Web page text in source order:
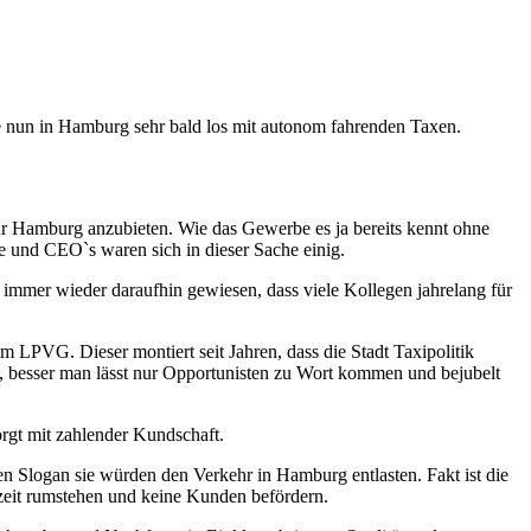
in Hamburg sehr bald los mit autonom fahrenden Taxen.
anzubieten. Wie das Gewerbe es ja bereits kennt ohne
CEO`s waren sich in dieser Sache einig.
wieder daraufhin gewiesen, dass viele Kollegen jahrelang für
LPVG. Dieser montiert seit Jahren, dass die Stadt Taxipolitik
man lässt nur Opportunisten zu Wort kommen und bejubelt
mit zahlender Kundschaft.
sie würden den Verkehr in Hamburg entlasten. Fakt ist die
rumstehen und keine Kunden befördern.